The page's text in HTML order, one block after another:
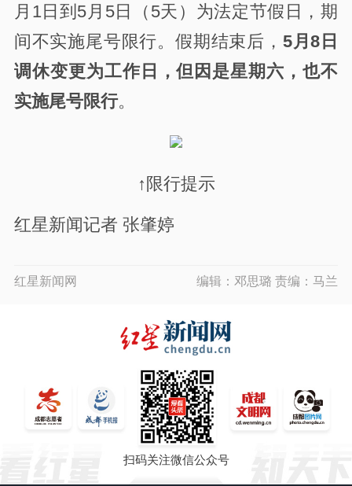
月1日到5月5日（5天）为法定节假日，期
间不实施尾号限行。假期结束后， 5月8日
调休变更为工作日，但因是星期六，也不
实施尾号限行。
↑限行提示
红星新闻记者 张肇婷
红星新闻网 编辑：邓思璐 责编：马兰
扫码关注微信公众号